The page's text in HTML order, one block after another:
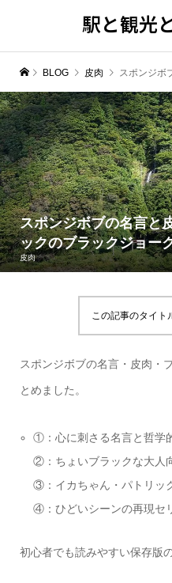
駅と観光
BLOG 皮肉 スポンジボブの名
スポンジボブの名言と
ックのブラックジョー
皮肉
この記事のタイト
スポンジボブの名言・皮肉・
とめました。
①：心に刺さる名言と哲学
②：ちょいブラックな大人
③：イカちゃん・パトリッ
④：ひどいシーンの再現セ
初心者でも読みやすい保存版